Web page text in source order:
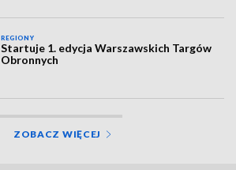
REGIONY
Startuje 1. edycja Warszawskich Targów
Obronnych
ZOBACZ WIĘCEJ